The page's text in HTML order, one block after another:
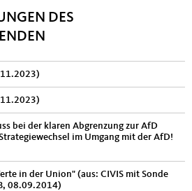
DES
bei der klaren Abgrenzung zur AfD
im Umgang mit der AfD!
in der Union" (aus: CIVIS mit Sonde
08.09.2014)